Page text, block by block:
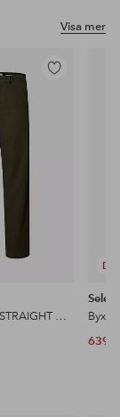
Visa mer
Lägg
Byxor SLM196-STRAIGHT MILES TWILL PANT NO
639